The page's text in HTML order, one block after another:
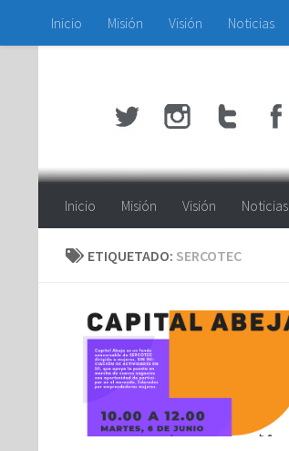
Saltar al contenido
Inicio Misión Visión Noticias
Inicio Misión Visión Noticias
ETIQUETADO: SERCOTEC